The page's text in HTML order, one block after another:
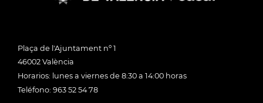
Plaça de l'Ajuntament nº 1
46002 València
Horarios: lunes a viernes de 8:30 a 14:00 horas
Teléfono: 963 52 54 78